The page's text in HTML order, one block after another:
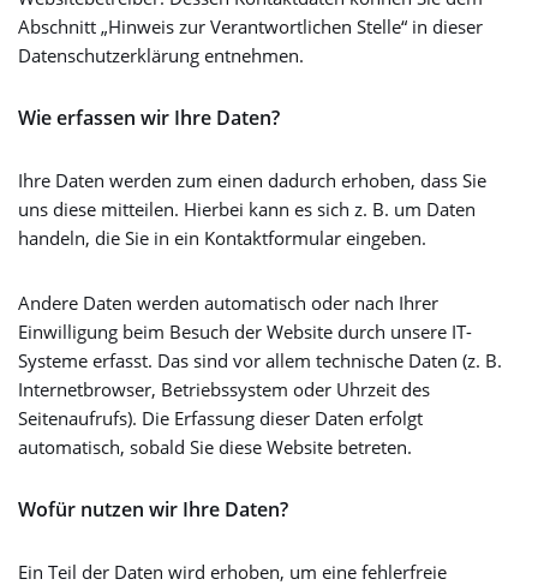
Abschnitt „Hinweis zur Verantwortlichen Stelle“ in dieser
Datenschutzerklärung entnehmen.
Wie erfassen wir Ihre Daten?
Ihre Daten werden zum einen dadurch erhoben, dass Sie
uns diese mitteilen. Hierbei kann es sich z. B. um Daten
handeln, die Sie in ein Kontaktformular eingeben.
Andere Daten werden automatisch oder nach Ihrer
Einwilligung beim Besuch der Website durch unsere IT-
Systeme erfasst. Das sind vor allem technische Daten (z. B.
Internetbrowser, Betriebssystem oder Uhrzeit des
Seitenaufrufs). Die Erfassung dieser Daten erfolgt
automatisch, sobald Sie diese Website betreten.
Wofür nutzen wir Ihre Daten?
Ein Teil der Daten wird erhoben, um eine fehlerfreie